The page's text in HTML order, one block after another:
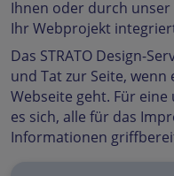
Ihnen oder durch unser
Ihr Webprojekt
Das STRATO Design-
und Tat zur Seite,
Webseite geht. Für
es sich, alle für das
Informationen